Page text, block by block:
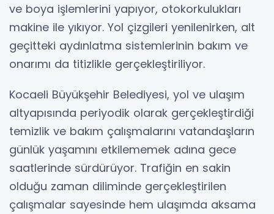
ve boya işlemlerini yapıyor, otokorkulukları
makine ile yıkıyor. Yol çizgileri yenilenirken, alt
geçitteki aydınlatma sistemlerinin bakım ve
onarımı da titizlikle gerçekleştiriliyor.
Kocaeli Büyükşehir Belediyesi, yol ve ulaşım
altyapısında periyodik olarak gerçekleştirdiği
temizlik ve bakım çalışmalarını vatandaşların
günlük yaşamını etkilememek adına gece
saatlerinde sürdürüyor. Trafiğin en sakin
olduğu zaman diliminde gerçekleştirilen
çalışmalar sayesinde hem ulaşımda aksama